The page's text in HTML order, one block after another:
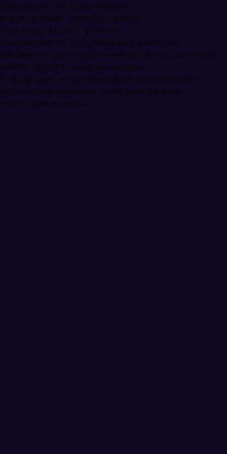
Dekorasyonlu Kır Düğün Masaları
dugun-ve-davet · Kır Düğü · İstanbul
Fiyat aralığı: ₺6.000 – ₺22.000
Dekorasyonlu Kır Düğün Masaları, İstanbul'da
etkinlikleriniz için kır düğü olarak hizmet veriyor. Fiyatlar
₺6.000 – ₺22.000 aralığında değişiyor.
El işçiliği çiçek ve özel dekorasyon malzemeleriyle kır
düğünü masa tasarımları. Rustik şıklık garantisi.
Profili incele ve teklif al